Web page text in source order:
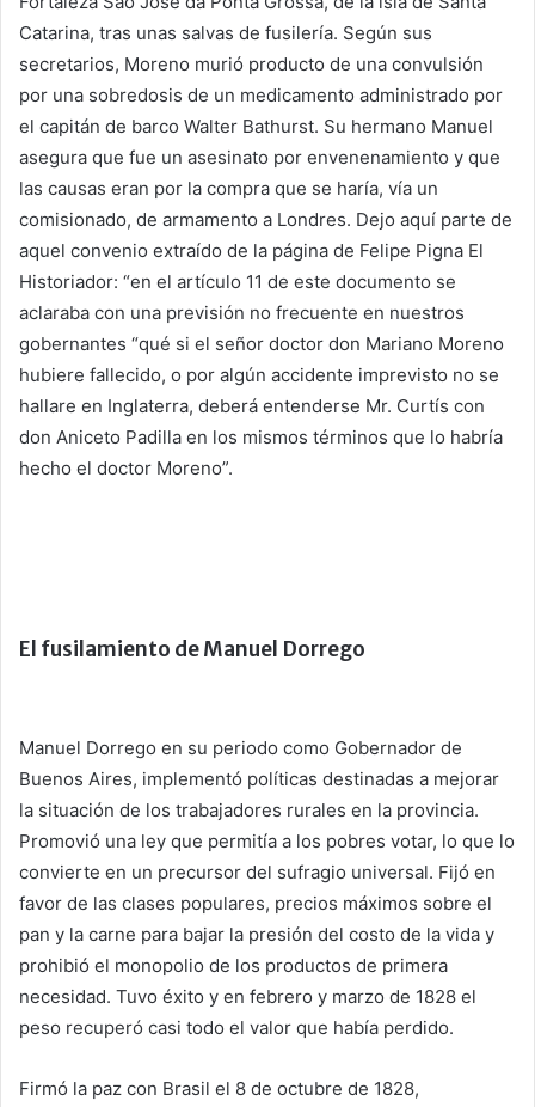
Catarina, tras unas salvas de fusilería. Según sus
secretarios, Moreno murió producto de una convulsión
por una sobredosis de un medicamento administrado por
el capitán de barco Walter Bathurst. Su hermano Manuel
asegura que fue un asesinato por envenenamiento y que
las causas eran por la compra que se haría, vía un
comisionado, de armamento a Londres. Dejo aquí parte de
aquel convenio extraído de la página de Felipe Pigna El
Historiador: “en el artículo 11 de este documento se
aclaraba con una previsión no frecuente en nuestros
gobernantes “qué si el señor doctor don Mariano Moreno
hubiere fallecido, o por algún accidente imprevisto no se
hallare en Inglaterra, deberá entenderse Mr. Curtís con
don Aniceto Padilla en los mismos términos que lo habría
hecho el doctor Moreno”.
El fusilamiento de Manuel Dorrego
Manuel Dorrego en su periodo como Gobernador de
Buenos Aires, implementó políticas destinadas a mejorar
la situación de los trabajadores rurales en la provincia.
Promovió una ley que permitía a los pobres votar, lo que lo
convierte en un precursor del sufragio universal. Fijó en
favor de las clases populares, precios máximos sobre el
pan y la carne para bajar la presión del costo de la vida y
prohibió el monopolio de los productos de primera
necesidad. Tuvo éxito y en febrero y marzo de 1828 el
peso recuperó casi todo el valor que había perdido.
Firmó la paz con Brasil el 8 de octubre de 1828,